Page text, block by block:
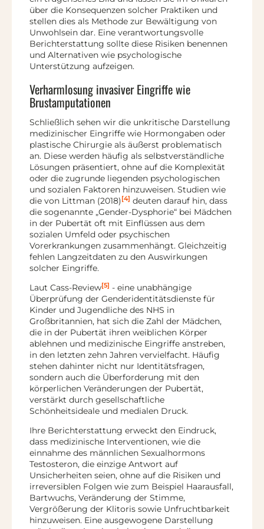
über die Konsequenzen solcher Praktiken und
stellen dies als Methode zur Bewältigung von
Unwohlsein dar. Eine verantwortungsvolle
Berichterstattung sollte diese Risiken benennen
und Alternativen wie psychologische
Unterstützung aufzeigen.
Verharmlosung invasiver Eingriffe wie
Brustamputationen
Schließlich sehen wir die unkritische Darstellung
medizinischer Eingriffe wie Hormongaben oder
plastische Chirurgie als äußerst problematisch
an. Diese werden häufig als selbstverständliche
Lösungen präsentiert, ohne auf die Komplexität
oder die zugrunde liegenden psychologischen
und sozialen Faktoren hinzuweisen. Studien wie
die von Littman (2018)[4] deuten darauf hin, dass
die sogenannte „Gender-Dysphorie“ bei Mädchen
in der Pubertät oft mit Einflüssen aus dem
sozialen Umfeld oder psychischen
Vorerkrankungen zusammenhängt. Gleichzeitig
fehlen Langzeitdaten zu den Auswirkungen
solcher Eingriffe.
Laut Cass-Review[5] - eine unabhängige
Überprüfung der Genderidentitätsdienste für
Kinder und Jugendliche des NHS in
Großbritannien, hat sich die Zahl der Mädchen,
die in der Pubertät ihren weiblichen Körper
ablehnen und medizinische Eingriffe anstreben,
in den letzten zehn Jahren vervielfacht. Häufig
stehen dahinter nicht nur Identitätsfragen,
sondern auch die Überforderung mit den
körperlichen Veränderungen der Pubertät,
verstärkt durch gesellschaftliche
Schönheitsideale und medialen Druck.
Ihre Berichterstattung erweckt den Eindruck,
dass medizinische Interventionen, wie die
einnahme des männlichen Sexualhormons
Testosteron, die einzige Antwort auf
Unsicherheiten seien, ohne auf die Risiken und
irreversiblen Folgen wie zum Beispiel Haarausfall,
Bartwuchs, Veränderung der Stimme,
Vergrößerung der Klitoris sowie Unfruchtbarkeit
hinzuweisen. Eine ausgewogene Darstellung